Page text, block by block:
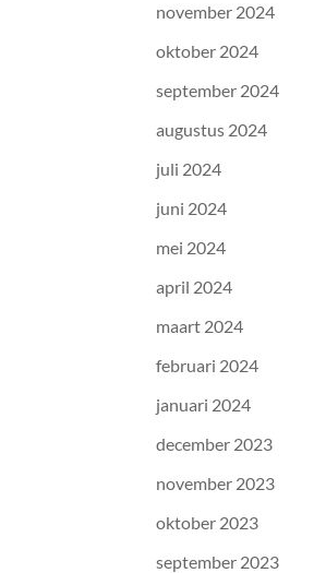
november 2024
oktober 2024
september 2024
augustus 2024
juli 2024
juni 2024
mei 2024
april 2024
maart 2024
februari 2024
januari 2024
december 2023
november 2023
oktober 2023
september 2023